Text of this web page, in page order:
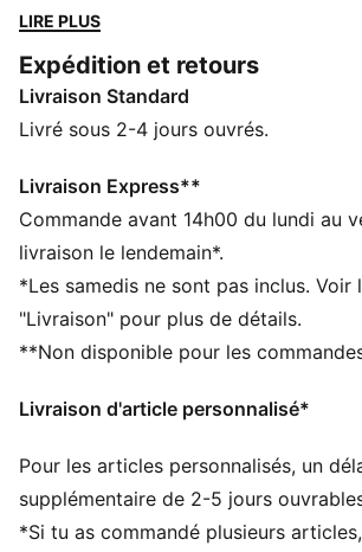
nouveaux modèles spécialement
événement HYROX ou que tu
record personnel, chaque modèle de
est taillé pour encaisser l'intensité de
CARACTÉRISTIQUES + AVANTAGES
dryCELL : la technologie PUMA
corps pour te protéger de la
Confectionné avec un minimum de 30
recyclés
DÉTAILS
Matériau principal : tissu côtelé
Sans manches
Longueur : Raccourci
Poches : poche intérieure pour
LIRE PLUS
Expédition et retours
Livraison Standard
Livré sous 2-4 jours ouvrés.
Livraison Express**
Commande avant 14h00 du lundi au
livraison le lendemain*.
*Les samedis ne sont pas inclus. Voir
"Livraison" pour plus de détails.
**Non disponible pour les
Livraison d'article personnalisé*
Pour les articles personnalisés, un
supplémentaire de 2-5 jours
*Si tu as commandé plusieurs